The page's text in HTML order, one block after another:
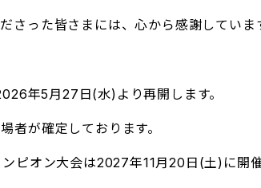
さった皆さまには、心から感謝していま
年5月27日(水)より再開します。
者が確定しております。
ピオン大会は2027年11月20日(土)に開